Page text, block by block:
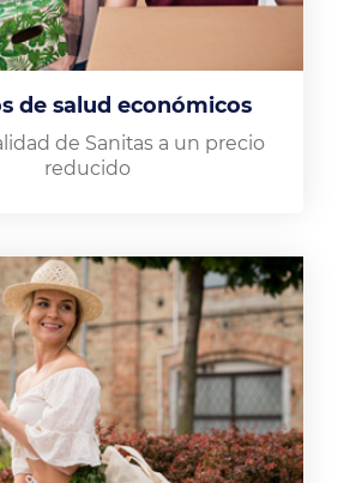
de salud económicos
de Sanitas a un precio
reducido